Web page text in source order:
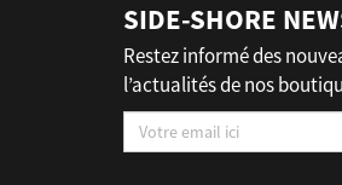
SIDE-SHORE
Restez informé des
l’actualités de nos